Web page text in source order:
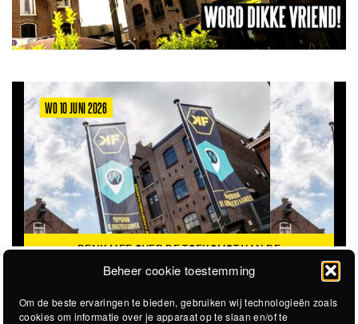
Beheer cookie toestemming
Om de beste ervaringen te bieden, gebruiken wij technologieën zoals
cookies om informatie over je apparaat op te slaan en/of te
WO 10 JUNI 2026
DENK MEE OVER DE TOEKOMST VAN DE
KROEPOEKFABRIEK